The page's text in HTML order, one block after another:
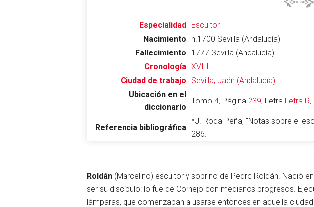
Abrir menú principal
Leer
Especialidad
Escultor
Nacimiento
h.1700 Sevilla (Andalucía)
Fallecimiento
1777 Sevilla (Andalucía)
Cronología XVIII
Ciudad de trabajo
Sevilla, Jaén (Andalucía)
Ubicación en el
diccionario
Tomo4, Página 239, Letra Letra R,
Referencia bibliográfica
*J. Roda Peña, "Notas sobre el
286.
Roldán (Marcelino) escultor y sobrino de Pedro Roldán. Nació
ser su discípulo: lo fue de Cornejo con medianos progresos.
lámparas, que comenzaban a usarse entonces en aquella